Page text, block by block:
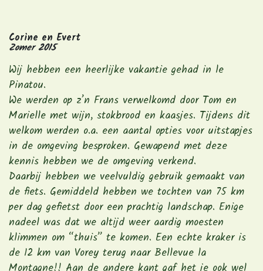
Corine en Evert
Zomer 2015
Wij hebben een heerlijke vakantie gehad in le
Pinatou.
We werden op z’n Frans verwelkomd door Tom en
Marielle met wijn, stokbrood en kaasjes. Tijdens dit
welkom werden o.a. een aantal opties voor uitstapjes
in de omgeving besproken. Gewapend met deze
kennis hebben we de omgeving verkend.
Daarbij hebben we veelvuldig gebruik gemaakt van
de fiets. Gemiddeld hebben we tochten van 75 km
per dag gefietst door een prachtig landschap. Enige
nadeel was dat we altijd weer aardig moesten
klimmen om “thuis” te komen. Een echte kraker is
de 12 km van Vorey terug naar Bellevue la